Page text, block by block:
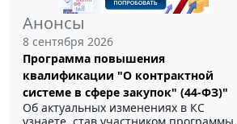
Анонсы
8 сентября 2026
Программа повышения
квалификации "О контрактной
системе в сфере закупок" (44-ФЗ)"
Об актуальных изменениях в КС